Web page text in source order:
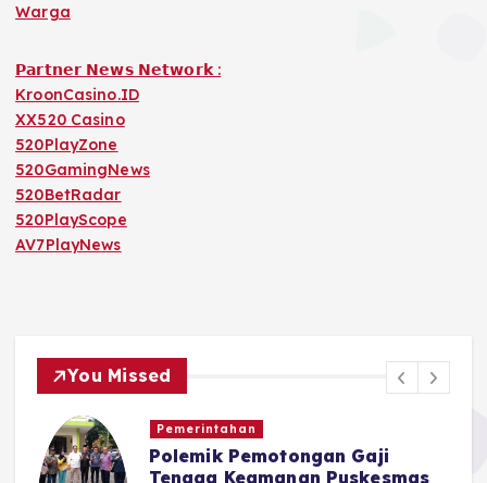
Warga
𝗣𝗮𝗿𝘁𝗻𝗲𝗿 𝗡𝗲𝘄𝘀 𝗡𝗲𝘁𝘄𝗼𝗿𝗸 :
KroonCasino.ID
XX520 Casino
520PlayZone
520GamingNews
520BetRadar
520PlayScope
AV7PlayNews
You Missed
Pemerintahan
Polemik Pemotongan Gaji
Tenaga Keamanan Puskesmas